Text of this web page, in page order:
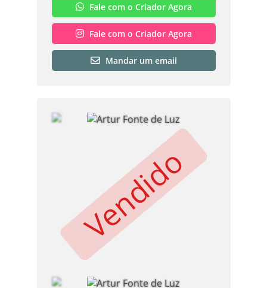
Fale com o Criador Agora
Fale com o Criador Agora
Mandar um email
Vendido